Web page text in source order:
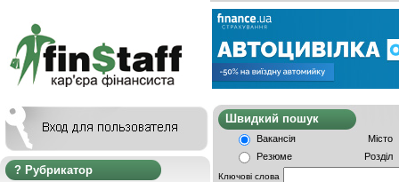
Рубрикатор
Швидкий
Вакансія
Місто
Резюме
Розділ
Ключові слова